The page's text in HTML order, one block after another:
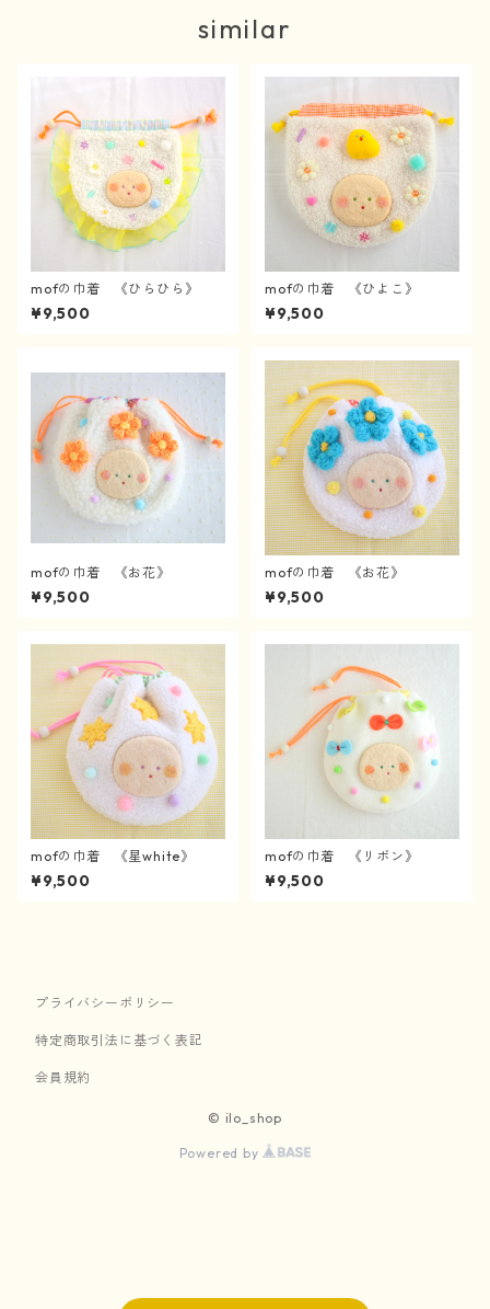
similar
mofの巾着 《ひらひら》
¥9,500
mofの巾着 《ひよこ》
¥9,500
mofの巾着 《お花》
¥9,500
mofの巾着 《お花》
¥9,500
mofの巾着 《星white》
¥9,500
mofの巾着 《リボン》
¥9,500
プライバシーポリシー
特定商取引法に基づく表記
会員規約
© ilo_shop
Powered by